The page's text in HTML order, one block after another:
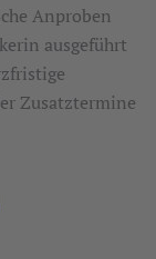
Anproben
ausgeführt
Zusatztermine